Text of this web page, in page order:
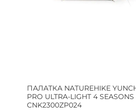
ПАЛАТКА NATUREHIKE
PRO ULTRA-LIGHT 4 SEASONS
CNK2300ZP024